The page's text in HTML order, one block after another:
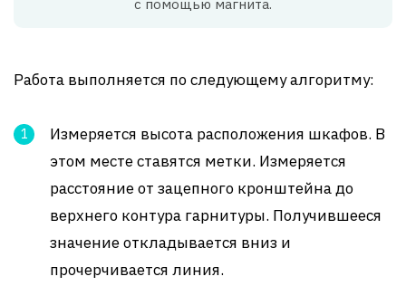
с помощью магнита.
Работа выполняется по следующему алгоритму:
Измеряется высота расположения шкафов. В
этом месте ставятся метки. Измеряется
расстояние от зацепного кронштейна до
верхнего контура гарнитуры. Получившееся
значение откладывается вниз и
прочерчивается линия.